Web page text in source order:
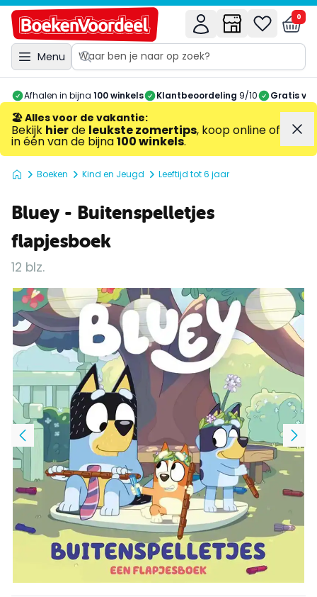
Menu
0
Afhalen in bijna 100 winkels Klantbeoordeling 9/10 Gratis
🏖️ Alles voor de vakantie:
Bekijk hierde leukste zomertips, koop online of
in één van de bijna100 winkels.
Boeken Kind en Jeugd Leeftijd tot 6 jaar
Bluey - Buitenspelletjes
flapjesboek
12 blz.